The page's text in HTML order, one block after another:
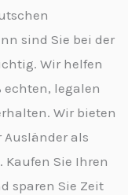
sind Sie bei der
Wir helfen
echten, legalen
Wir bieten
als
Sie Ihren
sparen Sie Zeit